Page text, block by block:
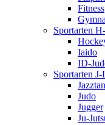
Fitness
Sportarten
Iaido
ID-
Sportarten J-
Judo
Jugger
Ju-